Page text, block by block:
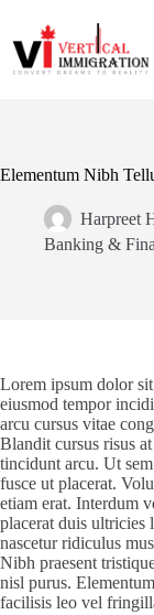
Elementum Nibh
Harpreet
Banking &
Lorem ipsum dolor
eiusmod tempor
arcu cursus vitae
Blandit cursus risus
tincidunt arcu. Ut
fusce ut placerat.
etiam erat. Interdum
placerat duis ultricies
nascetur ridiculus
Nibh praesent
nisl purus.
facilisis leo vel